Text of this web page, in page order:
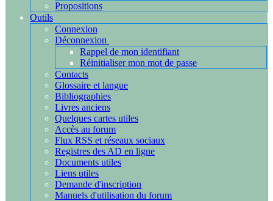
Propositions
Outils
Connexion
Déconnexion
Rappel de mon identifiant
Réinitialiser mon mot de passe
Contacts
Glossaire et langue
Bibliographies
Livres anciens
Quelques cartes utiles
Accès au forum
Flux RSS et réseaux sociaux
Registres des AD en ligne
Documents utiles
Liens utiles
Demande d'inscription
Manuels d'utilisation du forum